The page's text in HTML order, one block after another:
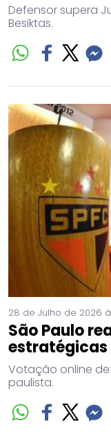
Defensor supera
Besiktas.
28 de Julho de 2026
São Paulo
estratégicas
Votação online
paulista.